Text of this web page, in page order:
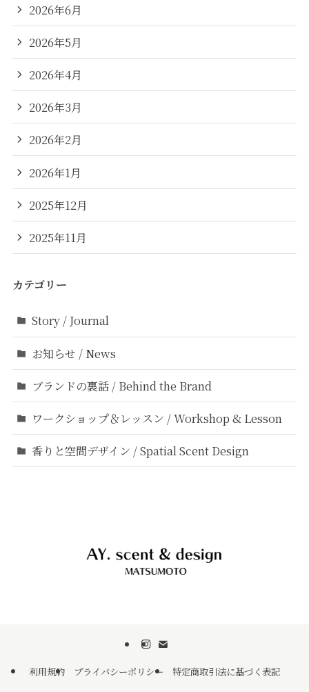
2026年6月
2026年5月
2026年4月
2026年3月
2026年2月
2026年1月
2025年12月
2025年11月
カテゴリー
Story / Journal
お知らせ / News
ブランドの裏話 / Behind the Brand
ワークショップ＆レッスン / Workshop & Lesson
香りと空間デザイン / Spatial Scent Design
利用規約 プライバシーポリシー 特定商取引法に基づく表記